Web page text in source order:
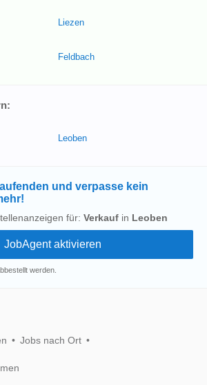
Liezen
Feldbach
Leoben
und verpasse kein
für: Verkauf in Leoben
werden.
Jobs nach Ort